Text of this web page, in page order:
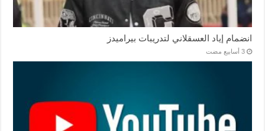
انضمام إياد العسقلاني لتدريبات بيراميدز
‏3 أسابيع مضت